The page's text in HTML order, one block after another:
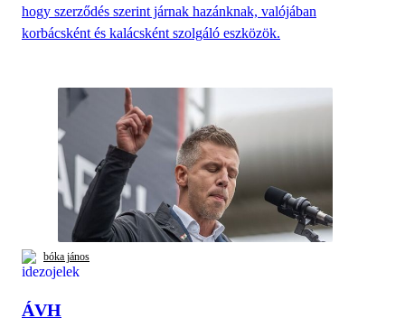
hogy szerződés szerint járnak hazánknak, valójában
korbácsként és kalácsként szolgáló eszközök.
bóka jános
ÁVH